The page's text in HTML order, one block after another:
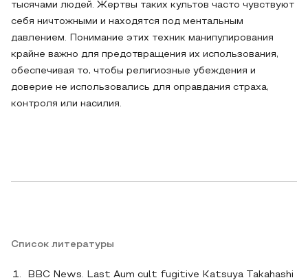
тысячами людей. Жертвы таких культов часто чувствуют
себя ничтожными и находятся под ментальным
давлением. Понимание этих техник манипулирования
крайне важно для предотвращения их использования,
обеспечивая то, чтобы религиозные убеждения и
доверие не использовались для оправдания страха,
контроля или насилия.
Список литературы
BBC News. Last Aum cult fugitive Katsuya Takahashi